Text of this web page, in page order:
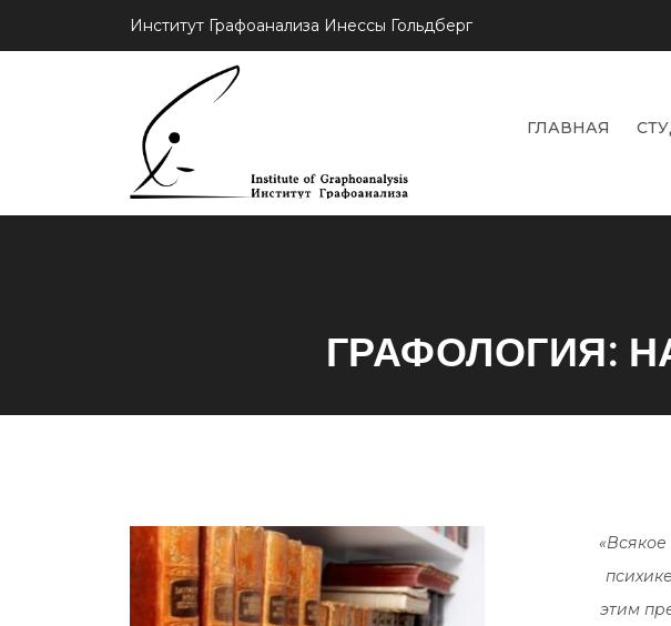
Институт Графоанализа Инессы Гольдберг
ГЛАВНАЯ
ГРАФОЛОГИЯ:
этим